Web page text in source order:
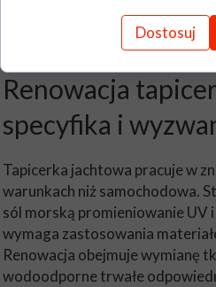
tapicerki samochodowej
Renowacja
specyfika i
Tapicerka jachtowa pracuje w
warunkach niż samochodowa.
sól morską promieniowanie UV
wymaga zastosowania
Renowacja obejmuje wymianę
wodoodporne trwałe
Dostosuj